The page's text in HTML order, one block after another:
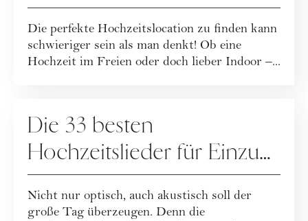
deine Trauung
Die perfekte Hochzeitslocation zu finden kann
schwieriger sein als man denkt! Ob eine
Hochzeit im Freien oder doch lieber Indoor –...
Die 33 besten
Hochzeitslieder für Einzug,
Trauung, Auszug, Kirche
oder Standesamt
Nicht nur optisch, auch akustisch soll der
große Tag überzeugen. Denn die